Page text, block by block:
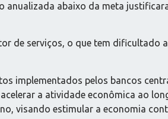
anualizada abaixo da meta
de serviços, o que tem dificultado
implementados pelos bancos
a atividade econômica ao
visando estimular a economia